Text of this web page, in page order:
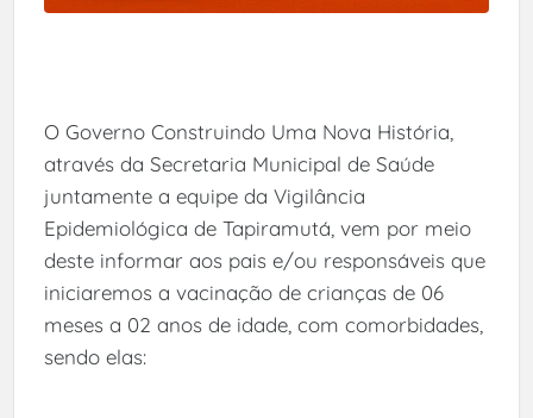
O Governo Construindo Uma Nova História,
através da Secretaria Municipal de Saúde
juntamente a equipe da Vigilância
Epidemiológica de Tapiramutá, vem por meio
deste informar aos pais e/ou responsáveis que
iniciaremos a vacinação de crianças de 06
meses a 02 anos de idade, com comorbidades,
sendo elas: